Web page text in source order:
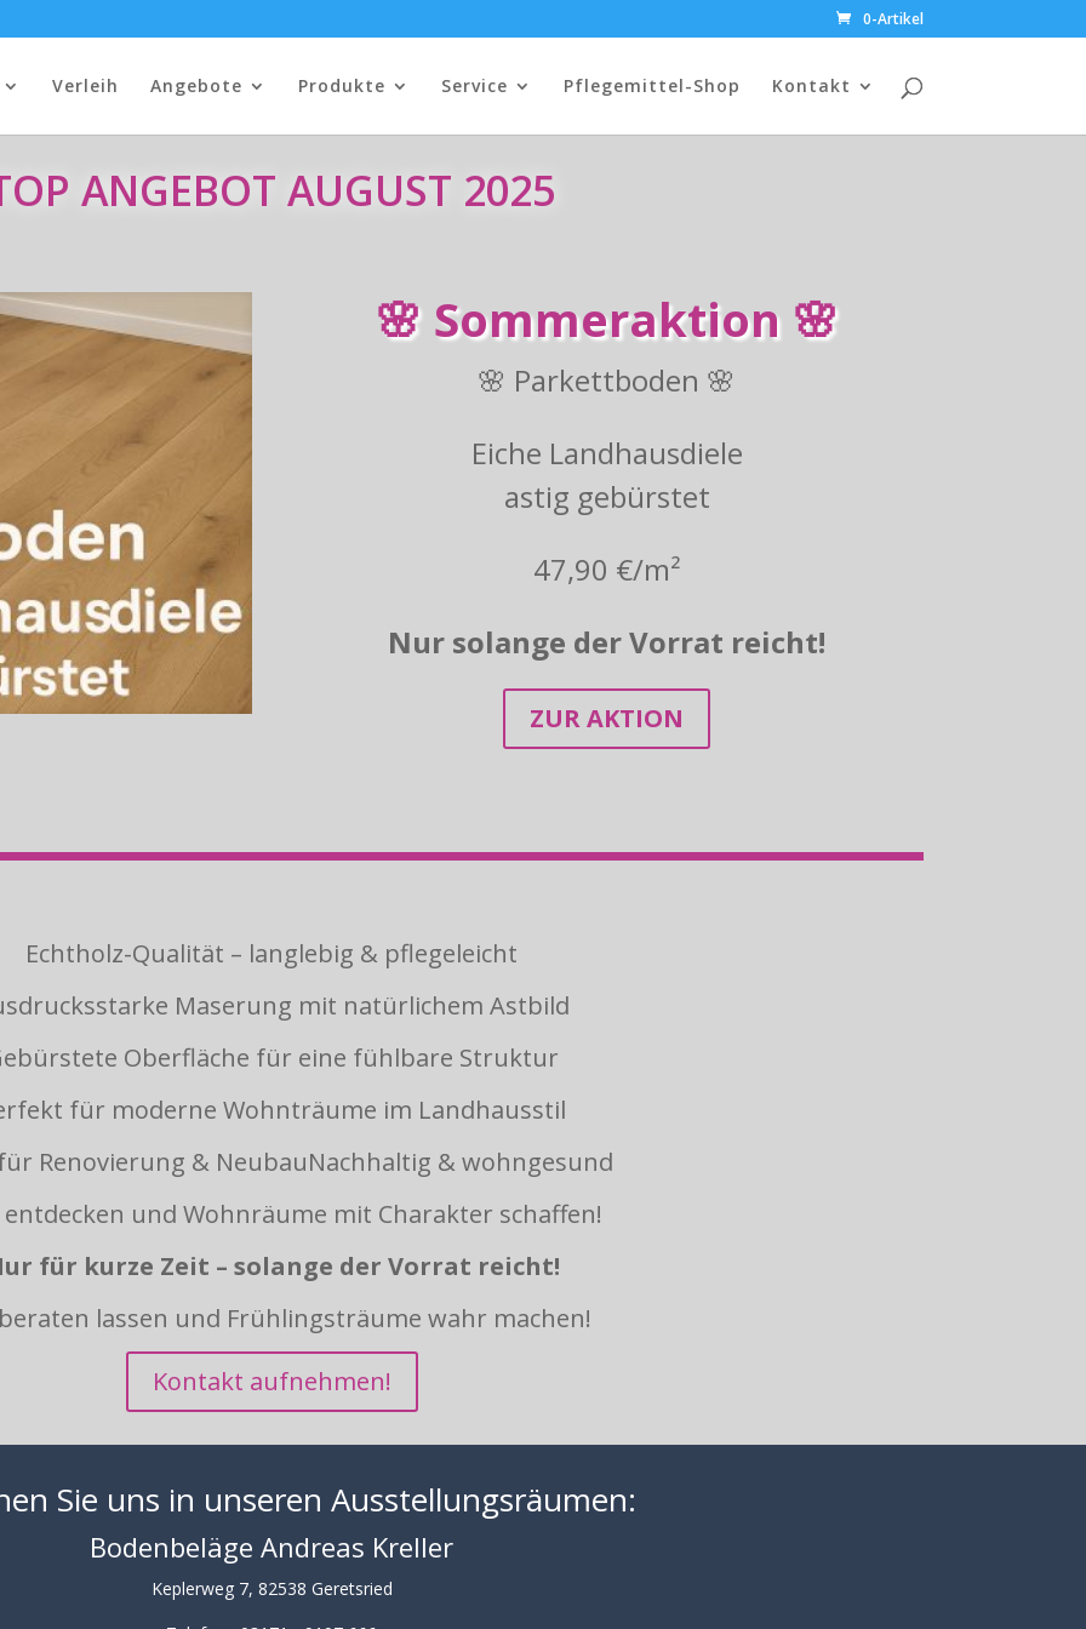
0-Artikel
Verleih Angebote Produkte Service Pflegemittel-Shop Kontakt
ANGEBOT AUGUST 2025
🌸 Sommeraktion 🌸
🌸 Parkettboden 🌸
Eiche Landhausdiele
astig gebürstet
47,90 €/m²
Nur solange der Vorrat reicht!
ZUR AKTION
Echtholz-Qualität – langlebig & pflegeleicht
Maserung mit natürlichem Astbild
Oberfläche für eine fühlbare Struktur
für moderne Wohnträume im Landhausstil
Renovierung & NeubauNachhaltig & wohngesund
und Wohnräume mit Charakter schaffen!
für kurze Zeit – solange der Vorrat reicht!
lassen und Frühlingsträume wahr machen!
Kontakt aufnehmen!
Sie uns in unseren Ausstellungsräumen:
Bodenbeläge Andreas Kreller
Keplerweg 7, 82538 Geretsried